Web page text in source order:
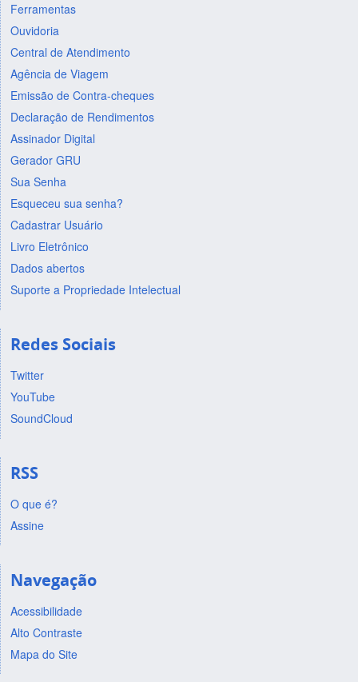
Ferramentas
Ouvidoria
Central de Atendimento
Agência de Viagem
Emissão de Contra-cheques
Declaração de Rendimentos
Assinador Digital
Gerador GRU
Sua Senha
Esqueceu sua senha?
Cadastrar Usuário
Livro Eletrônico
Dados abertos
Suporte a Propriedade Intelectual
Redes Sociais
Twitter
YouTube
SoundCloud
RSS
O que é?
Assine
Navegação
Acessibilidade
Alto Contraste
Mapa do Site